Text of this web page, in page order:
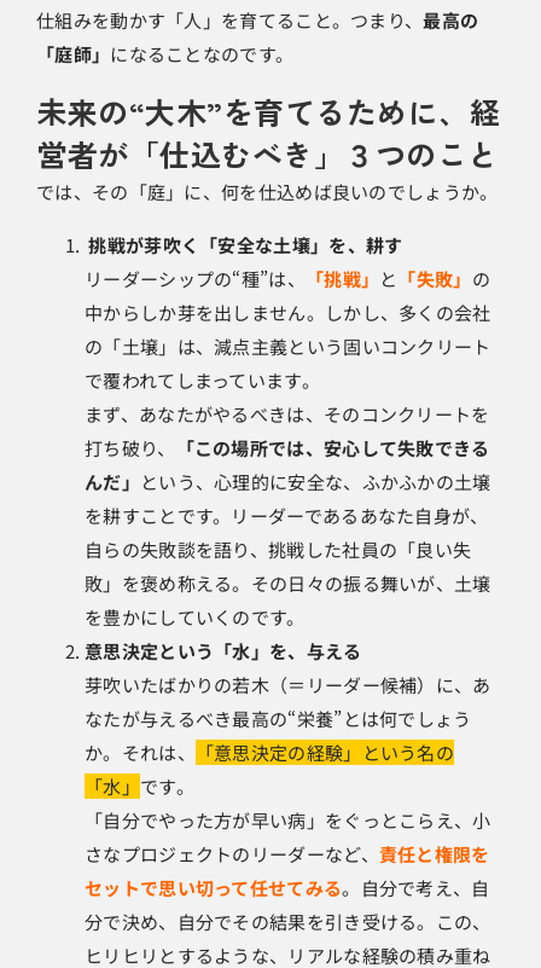
仕組みを動かす「人」を育てること。つまり、最高の
「庭師」 になることなのです。
未来の“大木”を育てるために、経
営者が「仕込むべき」３つのこと
では、その「庭」に、何を仕込めば良いのでしょうか。
挑戦が芽吹く「安全な土壌」を、耕す
リーダーシップの“種”は、
「挑戦」 と 「失敗」 の
中からしか芽を出しません。しかし、多くの会社
の「土壌」は、減点主義という固いコンクリート
で覆われてしまっています。
まず、あなたがやるべきは、そのコンクリートを
打ち破り、
「この場所では、安心して失敗できる
んだ」 という、心理的に安全な、ふかふかの土壌
を耕すことです。リーダーであるあなた自身が、
自らの失敗談を語り、挑戦した社員の「良い失
敗」を褒め称える。その日々の振る舞いが、土壌
を豊かにしていくのです。
意思決定という「水」を、与える
芽吹いたばかりの若木（＝リーダー候補）に、あ
なたが与えるべき最高の“栄養”とは何でしょう
か。それは、
「意思決定の経験」という名の
「水」 です。
「自分でやった方が早い病」をぐっとこらえ、小
さなプロジェクトのリーダーなど、 責任と権限を
セットで思い切って任せてみる。自分で考え、自
分で決め、自分でその結果を引き受ける。この、
ヒリヒリとするような、リアルな経験の積み重ね